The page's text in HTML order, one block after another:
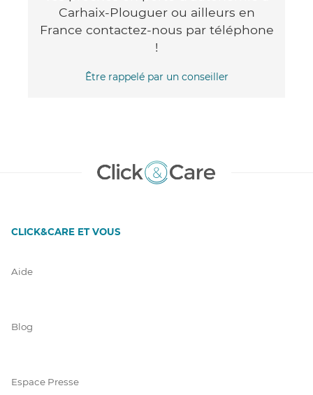
Carhaix-Plouguer ou ailleurs en
France contactez-nous par téléphone
!
Être rappelé par un conseiller
CLICK&CARE ET VOUS
Aide
Blog
Espace Presse